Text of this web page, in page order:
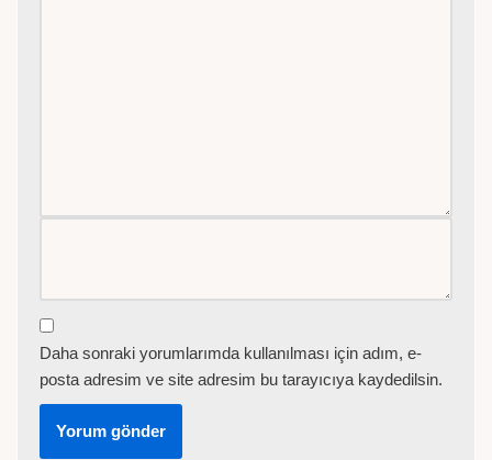
Daha sonraki yorumlarımda kullanılması için adım, e-
posta adresim ve site adresim bu tarayıcıya kaydedilsin.